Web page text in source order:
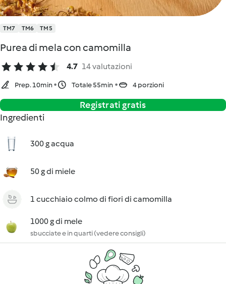
TM7 TM6 TM5
Purea di mela con camomilla
4.7 14 valutazioni
Prep. 10min Totale 55min 4 porzioni
Registrati gratis
Ingredienti
300 g acqua
50 g di miele
1 cucchiaio colmo di fiori di camomilla
1000 g di mele
sbucciate e in quarti (vedere consigli)